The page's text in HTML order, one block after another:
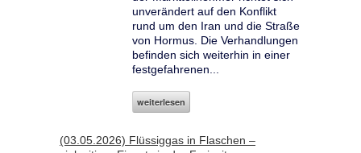
unverändert auf den Konflikt
rund um den Iran und die Straße
von Hormus. Die Verhandlungen
befinden sich weiterhin in einer
festgefahrenen...
weiterlesen
(03.05.2026) Flüssiggas in Flaschen –